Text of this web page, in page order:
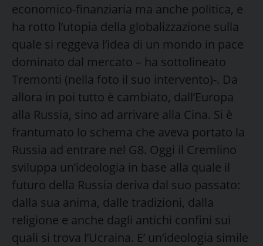
economico-finanziaria ma anche politica, e
ha rotto l’utopia della globalizzazione sulla
quale si reggeva l’idea di un mondo in pace
dominato dal mercato – ha sottolineato
Tremonti (nella foto il suo intervento)-. Da
allora in poi tutto è cambiato, dall’Europa
alla Russia, sino ad arrivare alla Cina. Si è
frantumato lo schema che aveva portato la
Russia ad entrare nel G8. Oggi il Cremlino
sviluppa un’ideologia in base alla quale il
futuro della Russia deriva dal suo passato:
dalla sua anima, dalle tradizioni, dalla
religione e anche dagli antichi confini sui
quali si trova l’Ucraina. E’ un’ideologia simile